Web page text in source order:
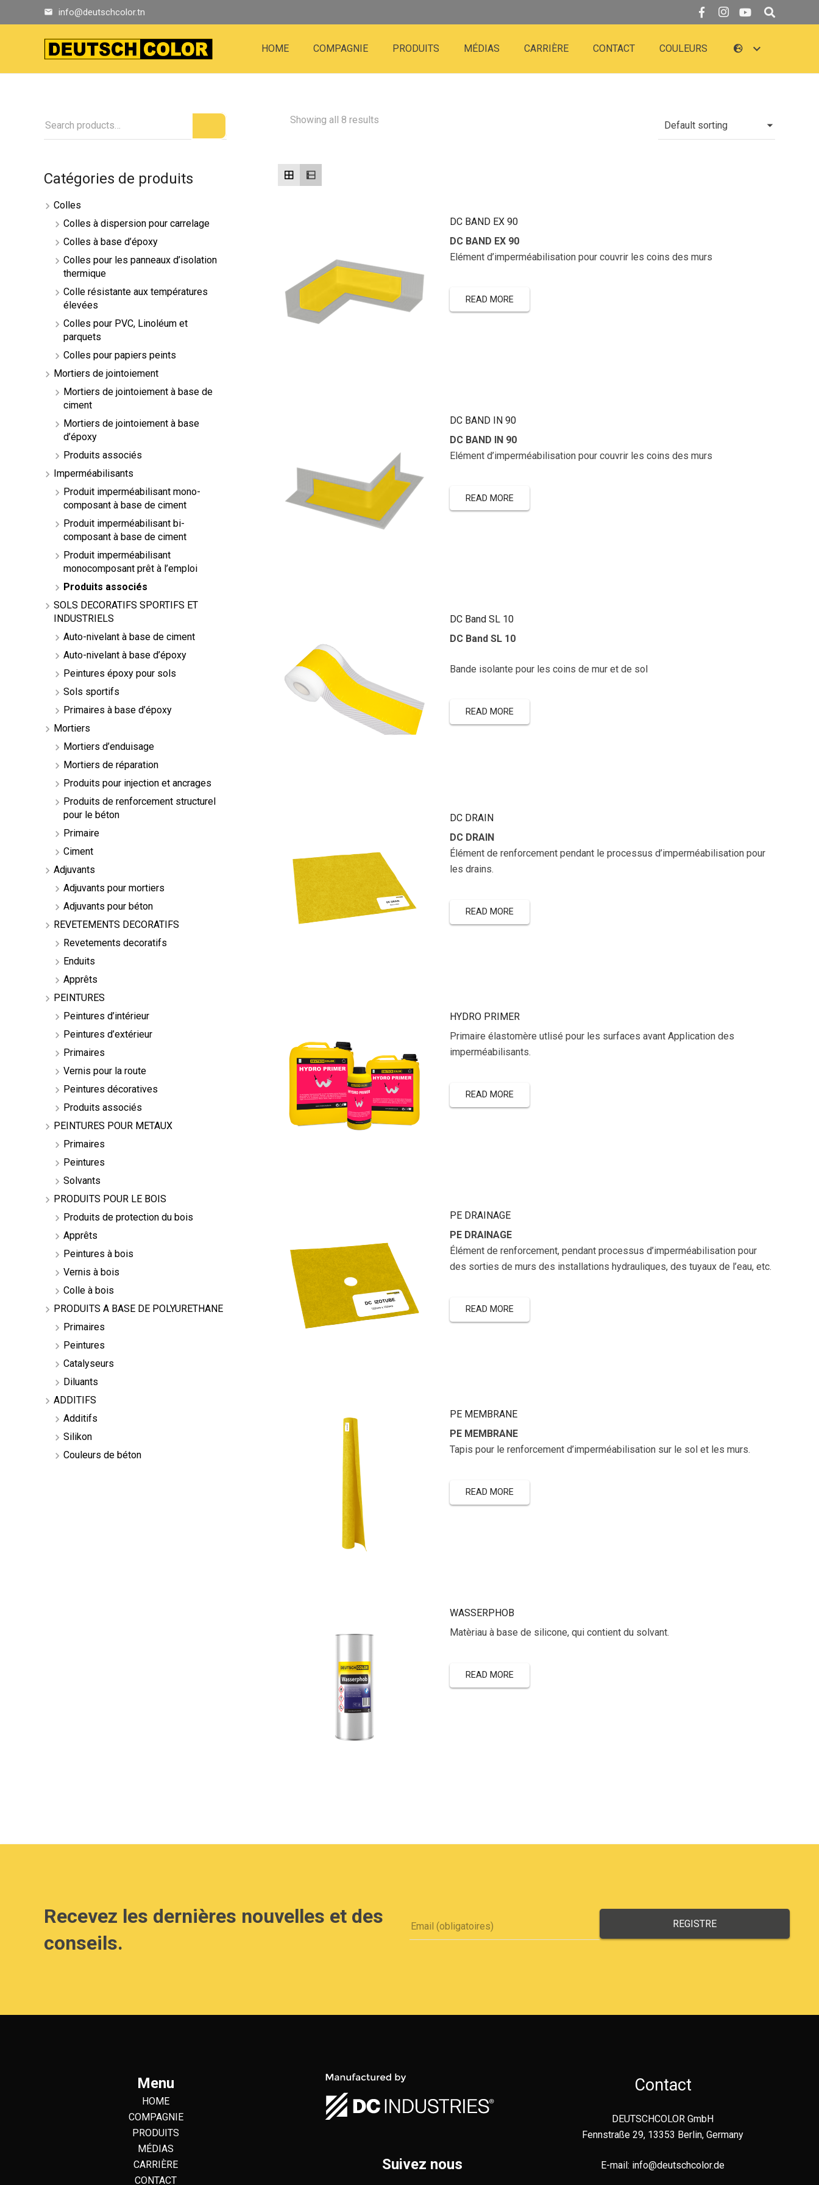
email info@deutschcolor.tn
HOME COMPAGNIE PRODUITS MÉDIAS CARRIÈRE CONTACT COULEURS
Showing all 8 results
DC BAND EX 90
DC BAND EX 90
Elément d’imperméabilisation pour couvrir les coins des murs
READ MORE
DC BAND IN 90
DC BAND IN 90
Elément d’imperméabilisation pour couvrir les coins des murs
READ MORE
DC Band SL 10
DC Band SL 10
Bande isolante pour les coins de mur et de sol
READ MORE
DC DRAIN
DC DRAIN
Élément de renforcement pendant le processus d’imperméabilisation pour
les drains.
READ MORE
HYDRO PRIMER
Primaire élastomère utlisé pour les surfaces avant Application des
imperméabilisants.
READ MORE
PE DRAINAGE
PE DRAINAGE
Élément de renforcement, pendant processus d’imperméabilisation pour
des sorties de murs des installations hydrauliques, des tuyaux de l’eau, etc.
READ MORE
PE MEMBRANE
PE MEMBRANE
Tapis pour le renforcement d’imperméabilisation sur le sol et les murs.
READ MORE
WASSERPHOB
Matèriau à base de silicone, qui contient du solvant.
READ MORE
Catégories de produits
Colles
Colles à dispersion pour carrelage
Colles à base d’époxy
Colles pour les panneaux d’isolation
thermique
Colle résistante aux températures
élevées
Colles pour PVC, Linoléum et
parquets
Colles pour papiers peints
Mortiers de jointoiement
Mortiers de jointoiement à base de
ciment
Mortiers de jointoiement à base
d’époxy
Produits associés
Imperméabilisants
Produit imperméabilisant mono-
composant à base de ciment
Produit imperméabilisant bi-
composant à base de ciment
Produit imperméabilisant
monocomposant prêt à l’emploi
Produits associés
SOLS DECORATIFS SPORTIFS ET
INDUSTRIELS
Auto-nivelant à base de ciment
Auto-nivelant à base d’époxy
Peintures époxy pour sols
Sols sportifs
Primaires à base d’époxy
Mortiers
Mortiers d’enduisage
Mortiers de réparation
Produits pour injection et ancrages
Produits de renforcement structurel
pour le béton
Primaire
Ciment
Adjuvants
Adjuvants pour mortiers
Adjuvants pour béton
REVETEMENTS DECORATIFS
Revetements decoratifs
Enduits
Apprêts
PEINTURES
Peintures d’intérieur
Peintures d’extérieur
Primaires
Vernis pour la route
Peintures décoratives
Produits associés
PEINTURES POUR METAUX
Primaires
Peintures
Solvants
PRODUITS POUR LE BOIS
Produits de protection du bois
Apprêts
Peintures à bois
Vernis à bois
Colle à bois
PRODUITS A BASE DE POLYURETHANE
Primaires
Peintures
Catalyseurs
Diluants
ADDITIFS
Additifs
Silikon
Couleurs de béton
Recevez les dernières nouvelles et des
conseils.
Menu
HOME
COMPAGNIE
PRODUITS
MÉDIAS
CARRIÈRE
CONTACT
Suivez nous
Contact
DEUTSCHCOLOR GmbH
Fennstraße 29, 13353 Berlin, Germany
E-mail: info@deutschcolor.de